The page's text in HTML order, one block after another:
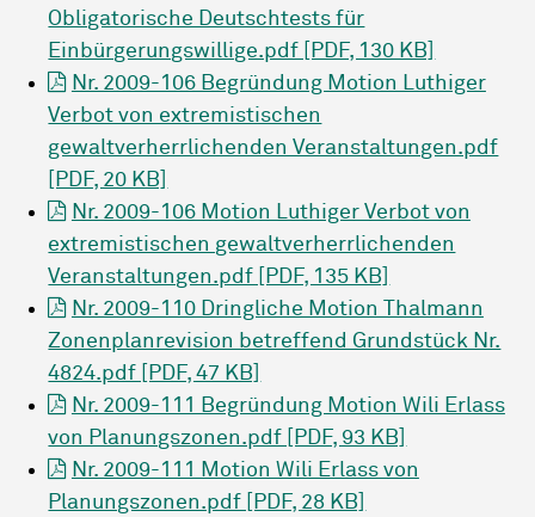
Obligatorische Deutschtests für
Einbürgerungswillige.pdf [PDF, 130 KB]
Nr. 2009-106 Begründung Motion Luthiger
Verbot von extremistischen
gewaltverherrlichenden Veranstaltungen.pdf
[PDF, 20 KB]
Nr. 2009-106 Motion Luthiger Verbot von
extremistischen gewaltverherrlichenden
Veranstaltungen.pdf [PDF, 135 KB]
Nr. 2009-110 Dringliche Motion Thalmann
Zonenplanrevision betreffend Grundstück Nr.
4824.pdf [PDF, 47 KB]
Nr. 2009-111 Begründung Motion Wili Erlass
von Planungszonen.pdf [PDF, 93 KB]
Nr. 2009-111 Motion Wili Erlass von
Planungszonen.pdf [PDF, 28 KB]